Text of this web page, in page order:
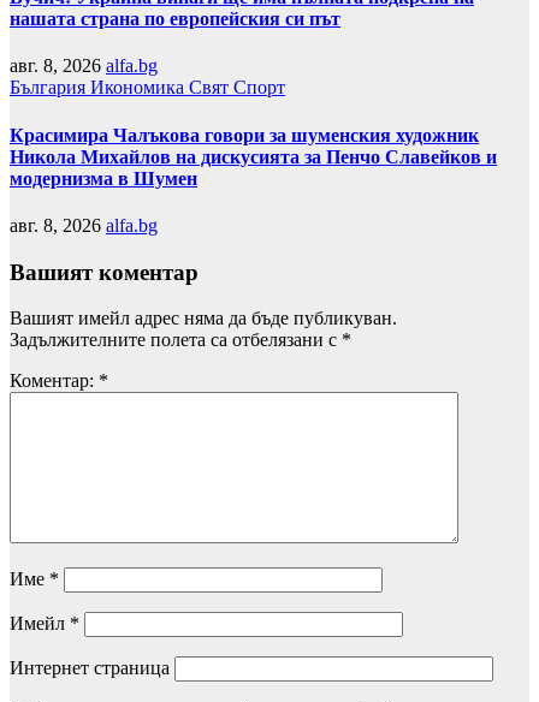
нашата страна по европейския си път
авг. 8, 2026 alfa.bg
България Икономика Свят Спорт
Красимира Чалъкова говори за шуменския художник
Никола Михайлов на дискусията за Пенчо Славейков и
модернизма в Шумен
авг. 8, 2026 alfa.bg
Вашият коментар
Вашият имейл адрес няма да бъде публикуван.
Задължителните полета са отбелязани с *
Коментар: *
Име *
Имейл *
Интернет страница